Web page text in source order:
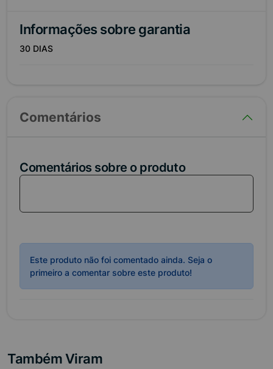
Informações sobre garantia
30 DIAS
Comentários
Comentários sobre o produto
Este produto não foi comentado ainda. Seja o
primeiro a comentar sobre este produto!
Também Viram